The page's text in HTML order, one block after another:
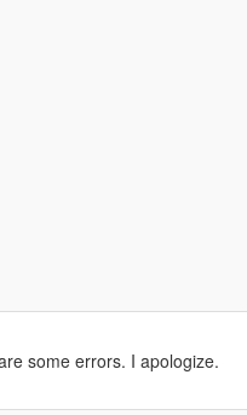
some errors. I apologize.